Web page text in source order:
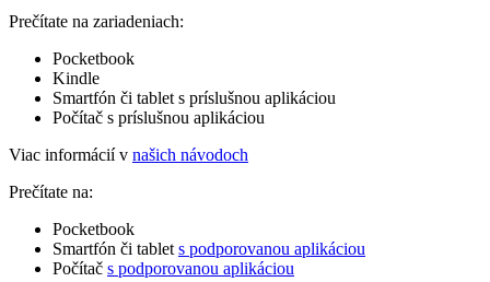
Prečítate na zariadeniach:
Pocketbook
Kindle
Smartfón či tablet s príslušnou aplikáciou
Počítač s príslušnou aplikáciou
Viac informácií v našich návodoch
Prečítate na:
Pocketbook
Smartfón či tablet s podporovanou aplikáciou
Počítač s podporovanou aplikáciou